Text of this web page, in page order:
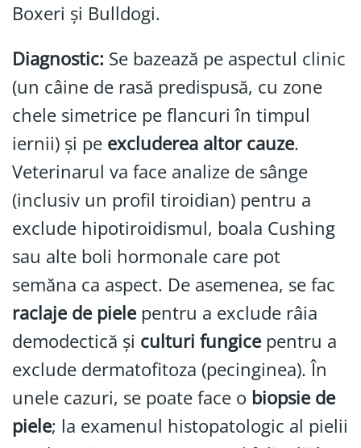
Boxeri și Bulldogi.
Diagnostic: Se bazează pe aspectul clinic
(un câine de rasă predispusă, cu zone
chele simetrice pe flancuri în timpul
iernii) și pe excluderea altor cauze.
Veterinarul va face analize de sânge
(inclusiv un profil tiroidian) pentru a
exclude hipotiroidismul, boala Cushing
sau alte boli hormonale care pot
semăna ca aspect. De asemenea, se fac
raclaje de pielepentru a exclude râia
demodectică și culturi fungicepentru a
exclude dermatofitoza (pecinginea). În
unele cazuri, se poate face o biopsie de
piele; la examenul histopatologic al pielii